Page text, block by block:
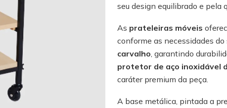
seu design equilibrado e pela
As prateleiras móveis
conforme as necessidades
carvalho , garantindo
protetor de aço inoxidável
caráter premium da peça.
A base metálica, pintada a